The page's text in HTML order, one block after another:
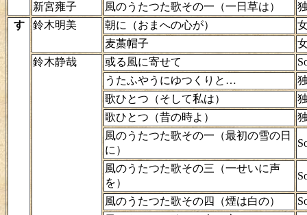
新宮雍子
風のうたつた歌その一（一日草は）
す
鈴木明美 朝に（おまへの心が）
麦藁帽子
鈴木静哉
或る風に寄せて
うたふやうにゆつくりと…
歌ひとつ（そして私は）
歌ひとつ（昔の時よ）
風のうたつた歌その一（最初の雪の日
に）
風のうたつた歌その三（一せいに声
を）
風のうたつた歌その四（煙は白の）